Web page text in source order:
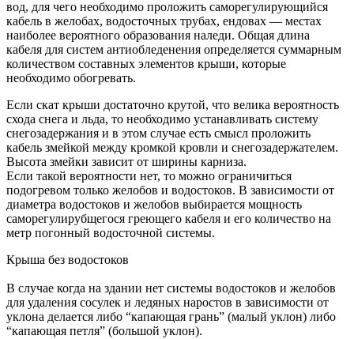
вод, для чего необходимо проложить саморегулирующийся
кабель в желобах, водосточных трубах, ендовах — местах
наиболее вероятного образования наледи. Общая длина
кабеля для систем антиобледенения определяется суммарным
количеством составных элементов крыши, которые
необходимо обогревать.
Если скат крыши достаточно крутой, что велика вероятность
схода снега и льда, то необходимо устанавливать систему
снегозадержания и в этом случае есть смысл проложить
кабель змейкой между кромкой кровли и снегозадержателем.
Высота змейки зависит от ширины карниза.
Если такой вероятности нет, то можно ограничиться
подогревом только желобов и водостоков. В зависимости от
диаметра водостоков и желобов выбирается мощность
саморегулирубщегося греющего кабеля и его количество на
метр погонный водосточной системы.
Крыша без водостоков
В случае когда на здании нет системы водостоков и желобов
для удаления сосулек и ледяных наростов в зависимости от
уклона делается либо “капающая грань” (малый уклон) либо
“капающая петля” (большой уклон).